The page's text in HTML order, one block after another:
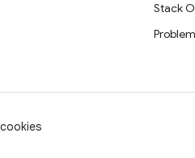
Stack